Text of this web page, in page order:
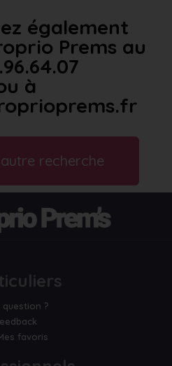
également
Prems au
à
recherche
question ?
favoris